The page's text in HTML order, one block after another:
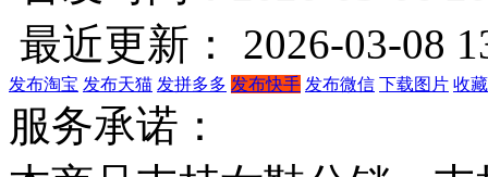
最近更新： 2026-03-08
发布淘宝 发布天猫 发拼多多 发布快手 发布微信 下载图片 收
服务承诺：